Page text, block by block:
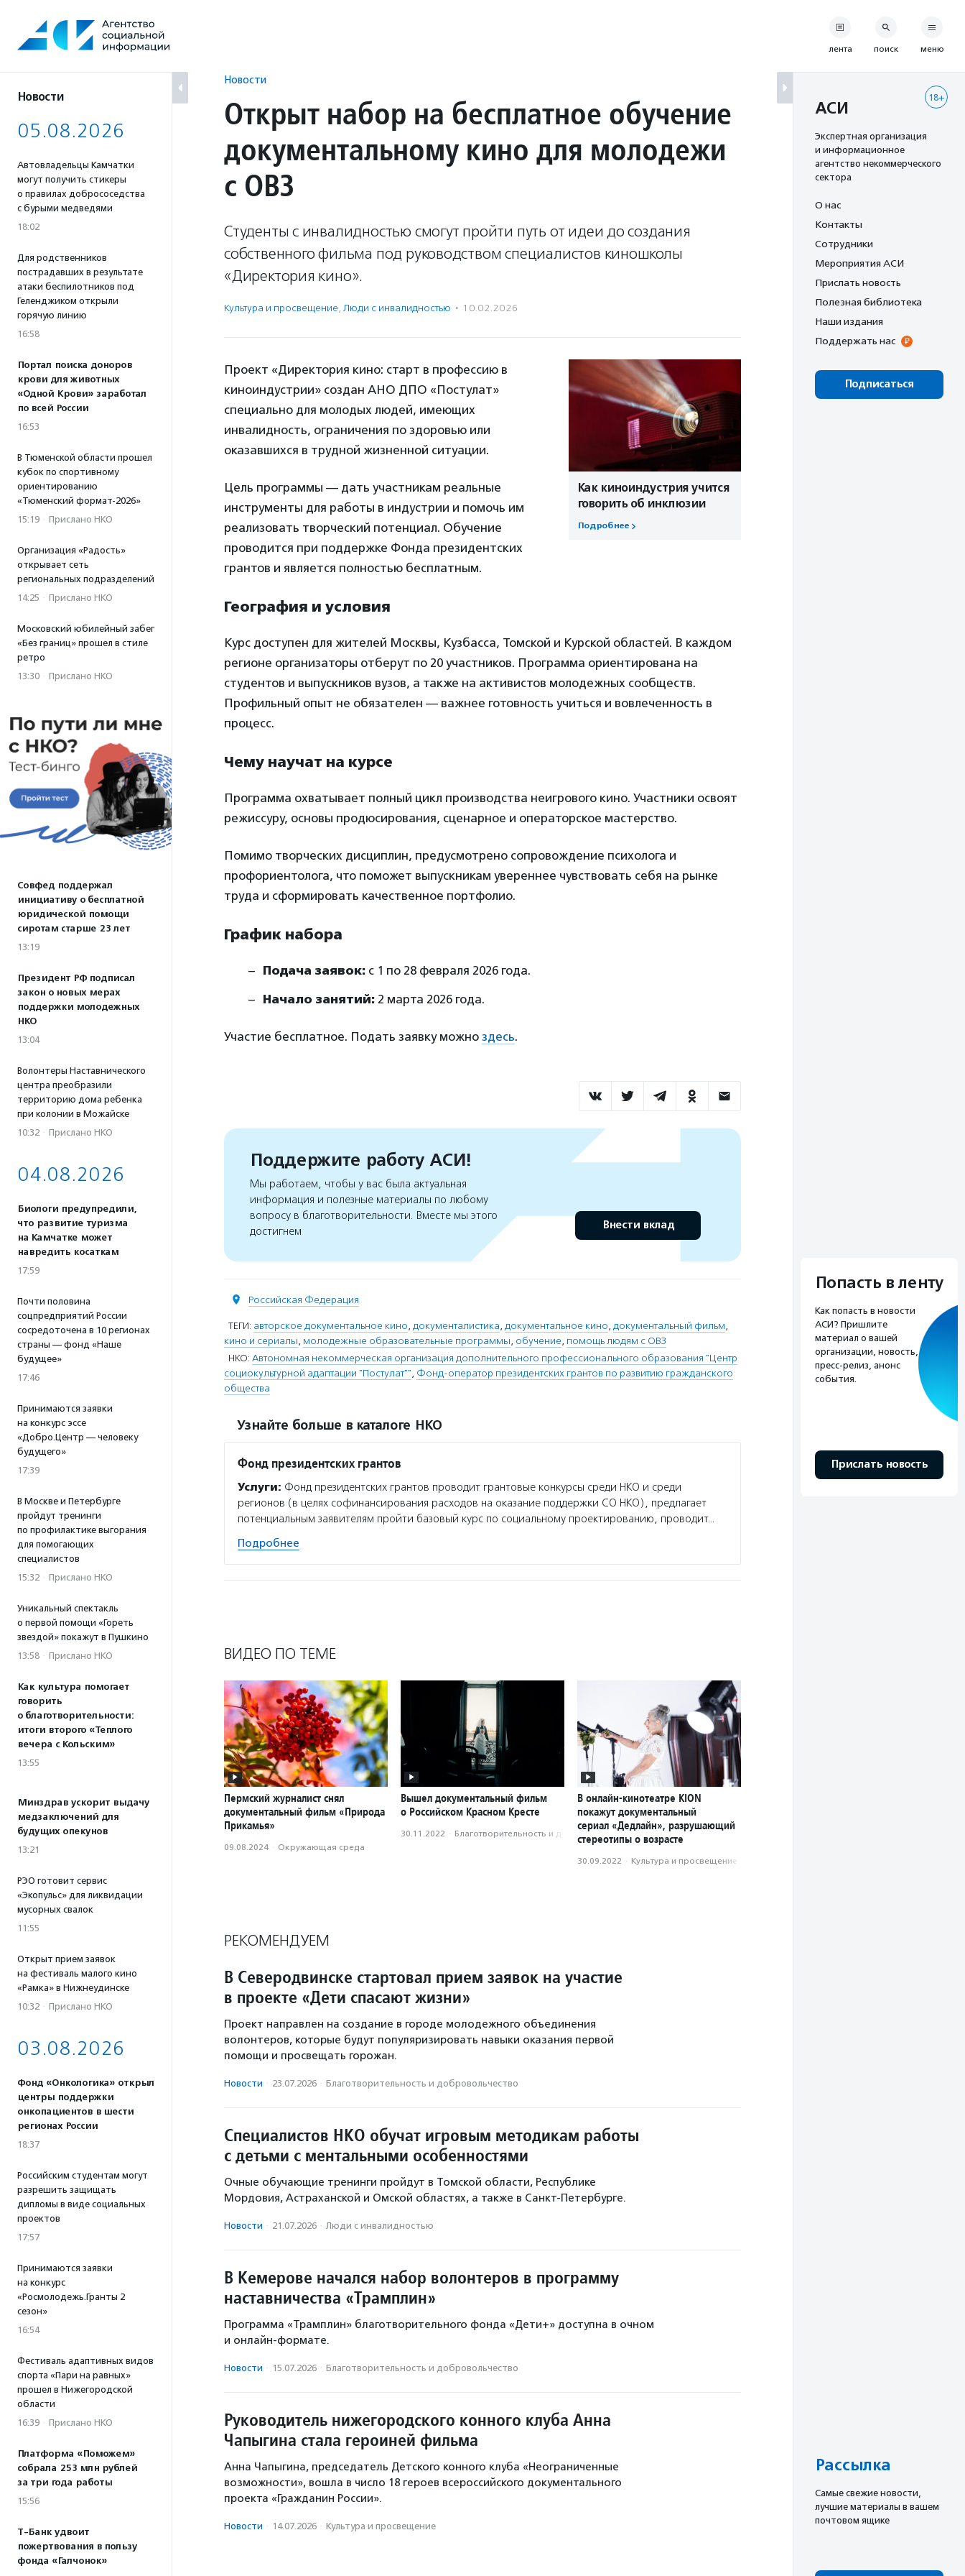
содержанию
Новости
05.08.2026
Автовладельцы Камчатки
могут получить стикеры
о правилах добрососедства
с бурыми медведями
18:02
Для родственников
пострадавших в результате
атаки беспилотников под
Геленджиком открыли
горячую линию
16:58
Портал поиска доноров
крови для животных
«Одной Крови» заработал
по всей России
16:53
В Тюменской области прошел
кубок по спортивному
ориентированию
«Тюменский формат-2026»
15:19 · Прислано НКО
Организация «Радость»
открывает сеть
региональных подразделений
14:25 · Прислано НКО
Московский юбилейный забег
«Без границ» прошел в стиле
ретро
13:30 · Прислано НКО
Совфед поддержал
инициативу о бесплатной
юридической помощи
сиротам старше 23 лет
13:19
Президент РФ подписал
закон о новых мерах
поддержки молодежных
НКО
13:04
Волонтеры Наставнического
центра преобразили
территорию дома ребенка
при колонии в Можайске
10:32 · Прислано НКО
04.08.2026
Биологи предупредили,
что развитие туризма
на Камчатке может
навредить косаткам
17:59
Почти половина
соцпредприятий России
сосредоточена в 10 регионах
страны — фонд «Наше
будущее»
17:46
Принимаются заявки
на конкурс эссе
«Добро.Центр — человеку
будущего»
17:39
В Москве и Петербурге
пройдут тренинги
по профилактике выгорания
для помогающих
специалистов
15:32 · Прислано НКО
Уникальный спектакль
о первой помощи «Гореть
звездой» покажут в Пушкино
13:58 · Прислано НКО
Как культура помогает
говорить
о благотворительности:
итоги второго «Теплого
вечера с Кольским»
13:55
Минздрав ускорит выдачу
медзаключений для
будущих опекунов
13:21
РЭО готовит сервис
«Экопульс» для ликвидации
мусорных свалок
11:55
Открыт прием заявок
на фестиваль малого кино
«Рамка» в Нижнеудинске
10:32 · Прислано НКО
03.08.2026
Фонд «Онкологика» открыл
центры поддержки
онкопациентов в шести
регионах России
18:37
Российским студентам могут
разрешить защищать
дипломы в виде социальных
проектов
17:57
Принимаются заявки
на конкурс
«Росмолодежь.Гранты 2
сезон»
16:54
Фестиваль адаптивных видов
спорта «Пари на равных»
прошел в Нижегородской
области
16:39 · Прислано НКО
Платформа «Поможем»
собрала 253 млн рублей
за три года работы
15:56
Т-Банк удвоит
пожертвования в пользу
фонда «Галчонок»
Новости
Открыт набор на бесплатное обучение
документальному кино для молодежи
с ОВЗ
Студенты с инвалидностью смогут пройти путь от идеи до создания
собственного фильма под руководством специалистов киношколы
«Директория кино».
Культура и просвещение, Люди с инвалидностью · 10.02.2026
Как киноиндустрия учится
говорить об инклюзии
Подробнее
Проект «Директория кино: старт в профессию в
киноиндустрии» создан АНО ДПО «Постулат»
специально для молодых людей, имеющих
инвалидность, ограничения по здоровью или
оказавшихся в трудной жизненной ситуации.
Цель программы — дать участникам реальные
инструменты для работы в индустрии и помочь им
реализовать творческий потенциал. Обучение
проводится при поддержке Фонда президентских
грантов и является полностью бесплатным.
География и условия
Курс доступен для жителей Москвы, Кузбасса, Томской и Курской областей. В каждом
регионе организаторы отберут по 20 участников. Программа ориентирована на
студентов и выпускников вузов, а также на активистов молодежных сообществ.
Профильный опыт не обязателен — важнее готовность учиться и вовлеченность в
процесс.
Чему научат на курсе
Программа охватывает полный цикл производства неигрового кино. Участники освоят
режиссуру, основы продюсирования, сценарное и операторское мастерство.
Помимо творческих дисциплин, предусмотрено сопровождение психолога и
профориентолога, что поможет выпускникам увереннее чувствовать себя на рынке
труда и сформировать качественное портфолио.
График набора
Подача заявок: с 1 по 28 февраля 2026 года.
Начало занятий: 2 марта 2026 года.
Участие бесплатное. Подать заявку можно здесь.
Поддержите работу АСИ!
Мы работаем, чтобы у вас была актуальная
информация и полезные материалы по любому
вопросу в благотворительности. Вместе мы этого
достигнем
Внести вклад
Российская Федерация
ТЕГИ: авторское документальное кино, документалистика, документальное кино, документальный фильм,
кино и сериалы, молодежные образовательные программы, обучение, помощь людям с ОВЗ
НКО: Автономная некоммерческая организация дополнительного профессионального образования "Центр
социокультурной адаптации "Постулат"", Фонд-оператор президентских грантов по развитию гражданского
общества
Узнайте больше в каталоге НКО
Фонд президентских грантов
Услуги: Фонд президентских грантов проводит грантовые конкурсы среди НКО и среди
регионов (в целях софинансирования расходов на оказание поддержки СО НКО), предлагает
потенциальным заявителям пройти базовый курс по социальному проектированию, проводит…
Подробнее
ВИДЕО ПО ТЕМЕ
Пермский журналист снял
документальный фильм «Природа
Прикамья»
09.08.2024 · Окружающая среда
Вышел документальный фильм
о Российском Красном Кресте
30.11.2022 · Благотвори­тель­ность и доброволь­чест­во
В онлайн-кинотеатре KION
покажут документальный
сериал «Дедлайн», разрушающий
стереотипы о возрасте
30.09.2022 · Культура и просвещение
РЕКОМЕНДУЕМ
В Северодвинске стартовал прием заявок на участие
в проекте «Дети спасают жизни»
Проект направлен на создание в городе молодежного объединения
волонтеров, которые будут популяризировать навыки оказания первой
помощи и просвещать горожан.
Новости · 23.07.2026 · Благотвори­тель­ность и доброволь­чест­во
Специалистов НКО обучат игровым методикам работы
с детьми с ментальными особенностями
Очные обучающие тренинги пройдут в Томской области, Республике
Мордовия, Астраханской и Омской областях, а также в Санкт-Петербурге.
Новости · 21.07.2026 · Люди с инвалидностью
В Кемерове начался набор волонтеров в программу
наставничества «Трамплин»
Программа «Трамплин» благотворительного фонда «Дети+» доступна в очном
и онлайн-формате.
Новости · 15.07.2026 · Благотвори­тель­ность и доброволь­чест­во
Руководитель нижегородского конного клуба Анна
Чапыгина стала героиней фильма
Анна Чапыгина, председатель Детского конного клуба «Неограниченные
возможности», вошла в число 18 героев всероссийского документального
проекта «Гражданин России».
Новости · 14.07.2026 · Культура и просвещение
лента поиск меню
18+
АСИ
Экспертная организация
и информационное
агентство некоммерческого
сектора
О нас
Контакты
Сотрудники
Мероприятия АСИ
Прислать новость
Полезная библиотека
Наши издания
Поддержать нас
Подписаться
Попасть в ленту
Как попасть в новости
АСИ? Пришлите
материал о вашей
организации, новость,
пресс-релиз, анонс
события.
Прислать новость
Рассылка
Cамые свежие новости,
лучшие материалы в вашем
почтовом ящике